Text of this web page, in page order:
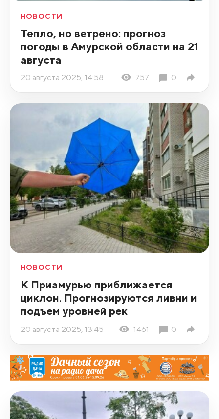
НОВОСТИ
Тепло, но ветрено: прогноз
погоды в Амурской области на 21
августа
20 августа 2025, 14:58 757 0
НОВОСТИ
К Приамурью приближается
циклон. Прогнозируются ливни и
подъем уровней рек
20 августа 2025, 13:45 1461 0